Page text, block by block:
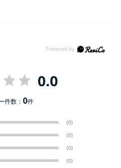
0.0
件数：0件
(0)
(0)
(0)
(0)